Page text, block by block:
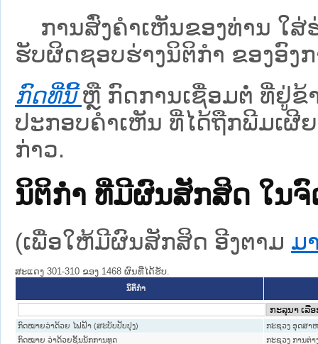
ການສົ່ງຄໍາເຫັນຂອງທ່ານ ໃສ່
ຮັບຜິດຊອບຮ່າງນິຕິກຳ ຂອງອົງ
ກົດທີ່ນີ້ ຫຼື ກົດການເຊື່ອມຕໍ່ ທີ່ຢູ່ຂ້
ປະກອບຄຳເຫັນ ທີ່ໄດ້ຖືກພີມເຜີ
ກ່າວ.
ນິຕິກໍາ ທີ່ມີຜົນສັກສິດ ໃນ
(ເພື່ອໃຫ້ມີຜົນສັກສິດ ອີງຕາມ ມ
ສະແດງ 301-310 ຂອງ 1468 ຜົນທີ່ໄດ້ຮັບ.
ນິຕິກໍາ
ກົດໝາຍວ່າດ້ວຍ ໄຟຟ້າ (ສະບັບປັບປຸງ)
ກະຊວງ ອຸດສາ
ກົດໝາຍ ວ່າດ້ວຍຊັ້ນນັກການທູດ
ກະຊວງ ການຕ່າ